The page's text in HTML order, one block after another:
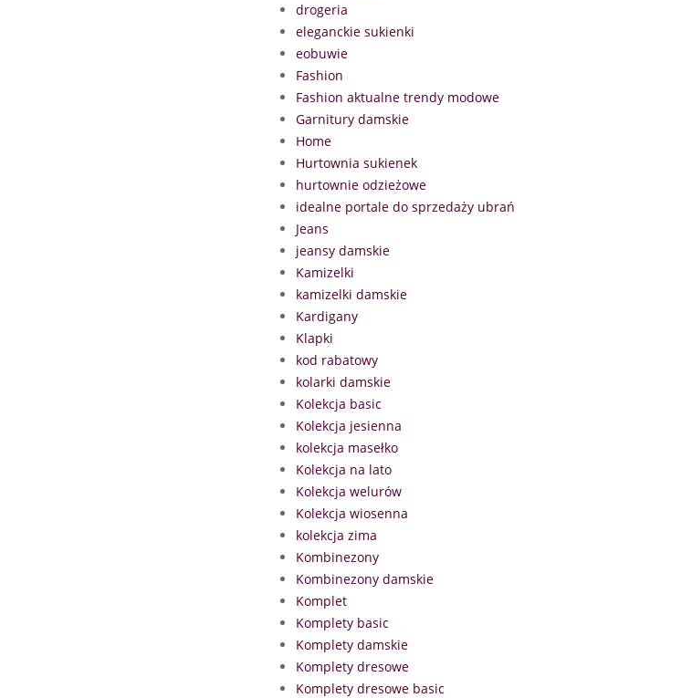
drogeria
eleganckie sukienki
eobuwie
Fashion
Fashion aktualne trendy modowe
Garnitury damskie
Home
Hurtownia sukienek
hurtownie odzieżowe
idealne portale do sprzedaży ubrań
Jeans
jeansy damskie
Kamizelki
kamizelki damskie
Kardigany
Klapki
kod rabatowy
kolarki damskie
Kolekcja basic
Kolekcja jesienna
kolekcja masełko
Kolekcja na lato
Kolekcja welurów
Kolekcja wiosenna
kolekcja zima
Kombinezony
Kombinezony damskie
Komplet
Komplety basic
Komplety damskie
Komplety dresowe
Komplety dresowe basic